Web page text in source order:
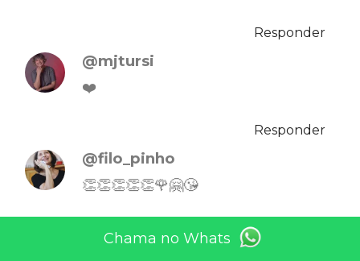
Responder
@mjtursi
❤️
Responder
@filo_pinho
👏👏👏👏👏🌹🤗😘
Responder
Chama no Whats